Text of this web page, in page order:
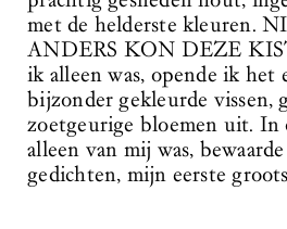
met de helderste kleuren.
ANDERS KON DEZE
ik alleen was, opende ik het
bijzonder gekleurde vissen,
zoetgeurige bloemen uit. In
alleen van mij was,
gedichten, mijn eerste